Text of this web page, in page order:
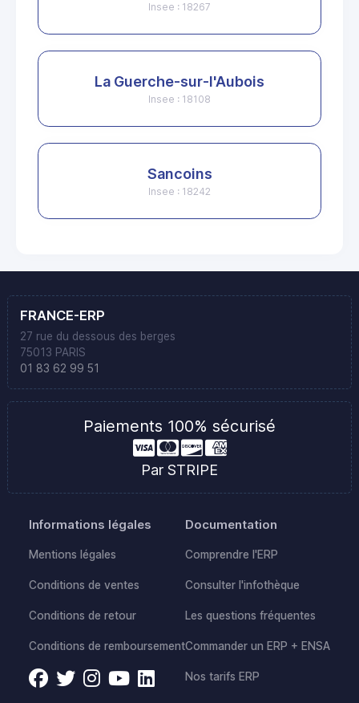
Insee : 18267
La Guerche-sur-l'Aubois
Insee : 18108
Sancoins
Insee : 18242
FRANCE-ERP
27 rue du dessous des berges
75013 PARIS
01 83 62 99 51
Paiements 100% sécurisé
Par STRIPE
Informations légales
Mentions légales
Conditions de ventes
Conditions de retour
Conditions de remboursement
Documentation
Comprendre l'ERP
Consulter l'infothèque
Les questions fréquentes
Commander un ERP + ENSA
Nos tarifs ERP